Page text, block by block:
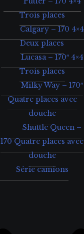
Trois places
Calgary – 170 4×4
Deux places
Lucasa – 170″ 4×4
Trois places
Milky Way – 170″
Quatre places avec
douche
Shuttle Queen –
170 Quatre places avec
douche
Série camions